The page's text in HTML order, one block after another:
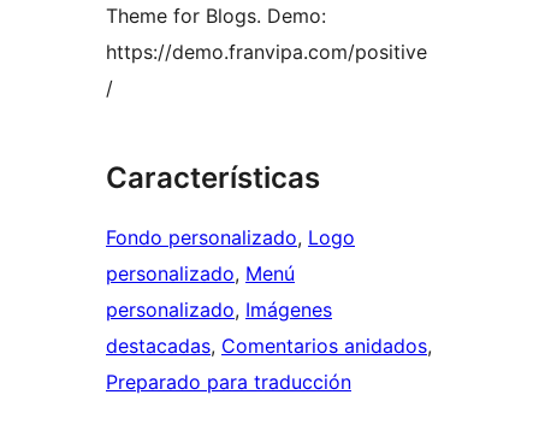
Theme for Blogs. Demo:
https://demo.franvipa.com/positive
/
Características
Fondo personalizado, Logo
personalizado, Menú
personalizado, Imágenes
destacadas, Comentarios anidados
Preparado para traducción